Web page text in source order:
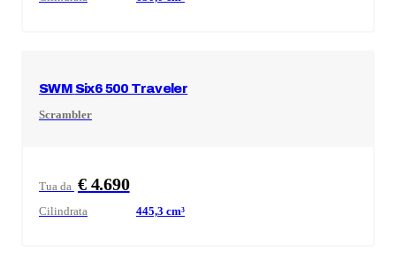
SWM Six6 500 Traveler
Scrambler
Tua da € 4.690
Cilindrata 445,3 cm³